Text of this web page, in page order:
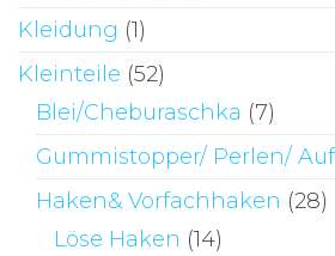
Kleidung (1)
Kleinteile (52)
Blei/Cheburaschka (7)
Gummistopper/ Perlen/
Haken& Vorfachhaken (28)
Löse Haken (14)